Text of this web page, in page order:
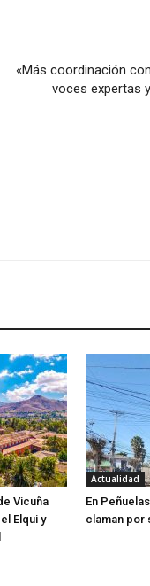
«Más coordinación
voces expertas
Vicuña
Elqui y
Actualidad
En
claman por